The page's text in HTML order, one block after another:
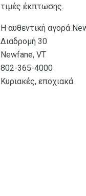
τιμές έκπτωσης.
Η αυθεντική αγορά
Διαδρομή 30
Newfane, VT
802-365-4000
Κυριακές, εποχιακά